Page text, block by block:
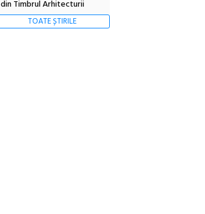
din Timbrul Arhitecturii
TOATE ȘTIRILE